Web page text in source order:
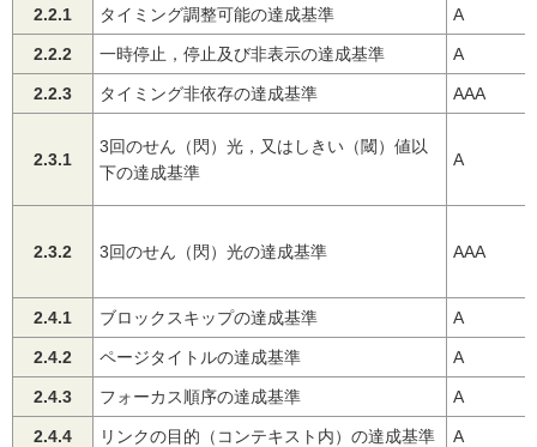
2.2.1 タイミング調整可能の達成基準 A
2.2.2 一時停止，停止及び非表示の達成基準 A
2.2.3 タイミング非依存の達成基準 AAA
2.3.1
3回のせん（閃）光，又はしきい（閾）値以
下の達成基準
A
2.3.2 3回のせん（閃）光の達成基準 AAA
2.4.1 ブロックスキップの達成基準 A
2.4.2 ページタイトルの達成基準 A
2.4.3 フォーカス順序の達成基準 A
2.4.4 リンクの目的（コンテキスト内）の達成基準 A